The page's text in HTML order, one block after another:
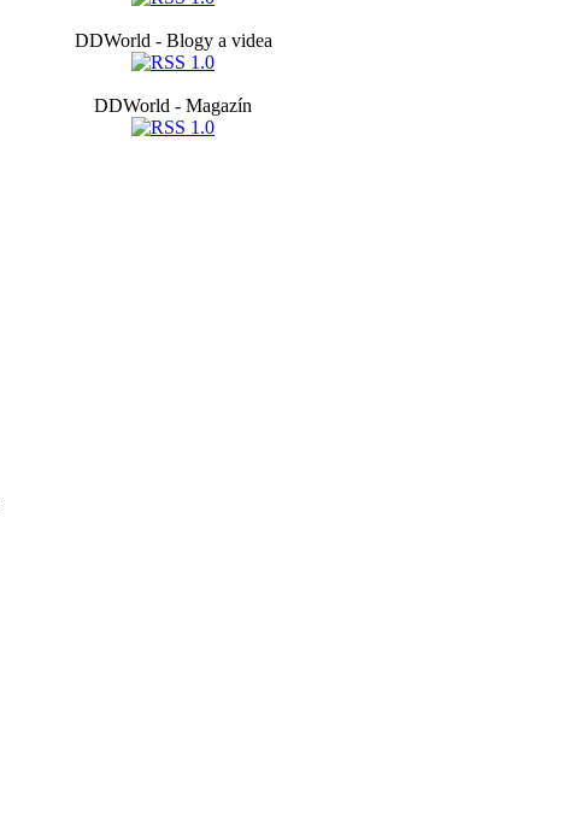
DDWorld - Blogy a videa
DDWorld - Magazín